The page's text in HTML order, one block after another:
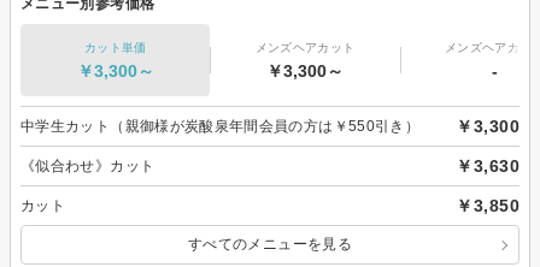
メニュー別参考価格
カット単価
￥3,300～
メンズヘアカット
￥3,300～
メンズヘアカラ
-
中学生カット（親御様が炭酸泉年間会員の方は￥550引き） ￥3,300
《似合わせ》カット ￥3,630
カット ￥3,850
すべてのメニューを見る